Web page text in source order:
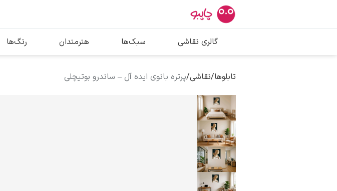
بیشترین جستجوها
پیکاسو
سالوادور دالی
محبوب‌ترین هنرمندان
گالری نقاشی سبک‌ها هنرمندان رنگ‌ها
تابلوها/نقاشی/پرتره بانوی ایده آل – ساندرو بوتیچلی